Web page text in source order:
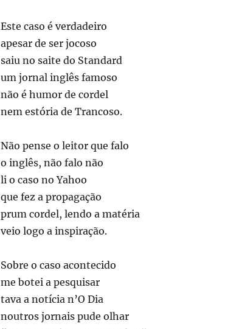
Este caso é verdadeiro
apesar de ser jocoso
saiu no saite do Standard
um jornal inglês famoso
não é humor de cordel
nem estória de Trancoso.
Não pense o leitor que falo
o inglês, não falo não
li o caso no Yahoo
que fez a propagação
prum cordel, lendo a matéria
veio logo a inspiração.
Sobre o caso acontecido
me botei a pesquisar
tava a notícia n’O Dia
noutros jornais pude olhar